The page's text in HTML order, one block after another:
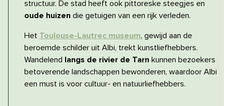
structuur. De stad heeft ook pittoreske steegjes en
oude huizen die getuigen van een rijk verleden.
Het Toulouse-Lautrec museum, gewijd aan de
beroemde schilder uit Albi, trekt kunstliefhebbers.
Wandelend langs de rivier de Tarn kunnen bezoekers
betoverende landschappen bewonderen, waardoor Albi
een must is voor cultuur- en natuurliefhebbers.